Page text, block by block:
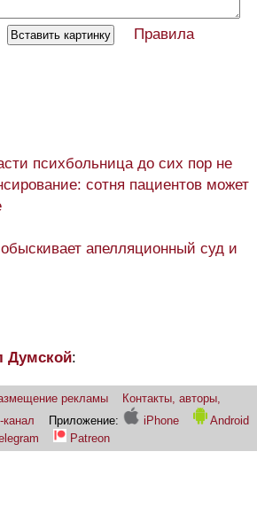
Правила
психбольница до сих пор не
сотня пациентов может
апелляционный суд и
Думской:
рекламы
Контакты, авторы,
канал Приложение: iPhone
Android
Patreon